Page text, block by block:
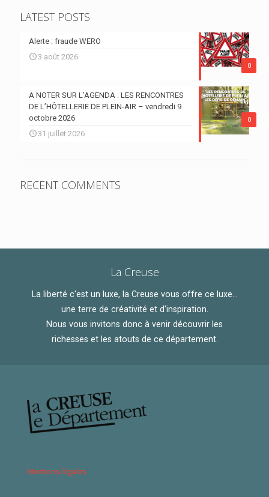
LATEST POSTS
0
Alerte : fraude WERO
3 août 2026
0
A NOTER SUR L’AGENDA : LES RENCONTRES
DE L’HÔTELLERIE DE PLEIN-AIR – vendredi 9
octobre 2026
31 juillet 2026
RECENT COMMENTS
La Creuse
La liberté c'est un luxe, la Creuse vous offre ce luxe...
une terre de créativité et d'inspiration.
Nous vous invitons donc à venir découvrir les
richesses et les atouts de ce département.
Mentions légales